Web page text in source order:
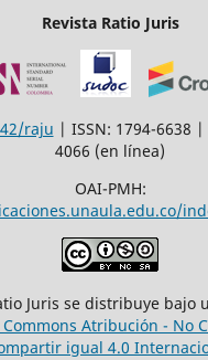
Revista Ratio Juris
raju | ISSN: 1794-6638 |
4066 (en línea)
OAI-PMH:
Juris se distribuye bajo
Atribución - No
igual 4.0